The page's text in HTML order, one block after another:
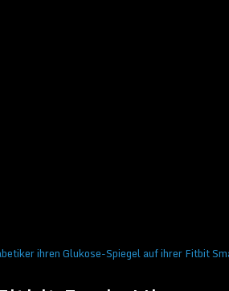
ihren Glukose-Spiegel auf ihrer Fitbit